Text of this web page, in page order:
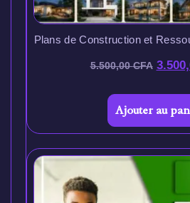
Plans de Construction et
5.500,00CFA
Ajouter au